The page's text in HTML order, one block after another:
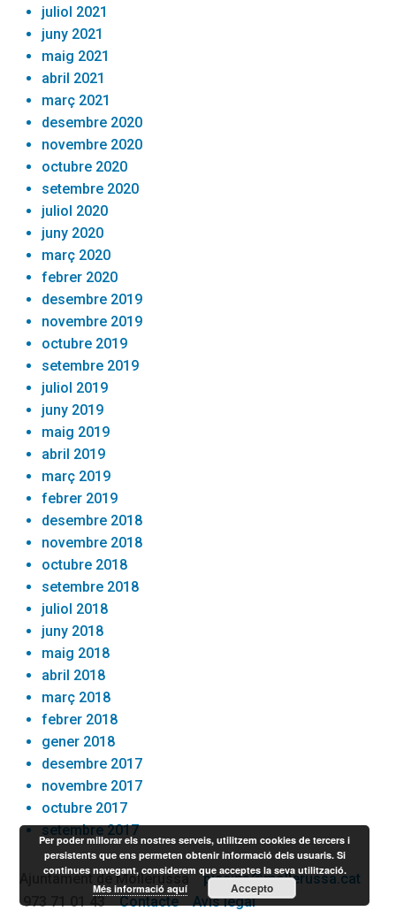
juliol 2021
juny 2021
maig 2021
abril 2021
març 2021
desembre 2020
novembre 2020
octubre 2020
setembre 2020
juliol 2020
juny 2020
març 2020
febrer 2020
desembre 2019
novembre 2019
octubre 2019
setembre 2019
juliol 2019
juny 2019
maig 2019
abril 2019
març 2019
febrer 2019
desembre 2018
novembre 2018
octubre 2018
setembre 2018
juliol 2018
juny 2018
maig 2018
abril 2018
març 2018
febrer 2018
gener 2018
desembre 2017
novembre 2017
octubre 2017
setembre 2017
Ajuntament de Mollerussapiscina@mollerussa.cat
973 71 01 43Contacte Avís legal
Per poder millorar els nostres serveis, utilitzem cookies de tercers i
persistents que ens permeten obtenir informació dels usuaris. Si
continues navegant, considerem que acceptes la seva utilització.
Més informació aquí
Accepto